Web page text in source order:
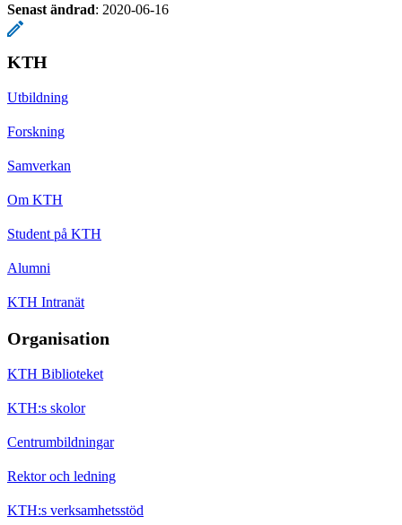
Senast ändrad: 2020-06-16
KTH
Utbildning
Forskning
Samverkan
Om KTH
Student på KTH
Alumni
KTH Intranät
Organisation
KTH Biblioteket
KTH:s skolor
Centrumbildningar
Rektor och ledning
KTH:s verksamhetsstöd